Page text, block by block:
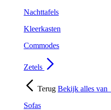
Nachttafels
Kleerkasten
Commodes
Zetels
Terug Bekijk alles van
Sofas